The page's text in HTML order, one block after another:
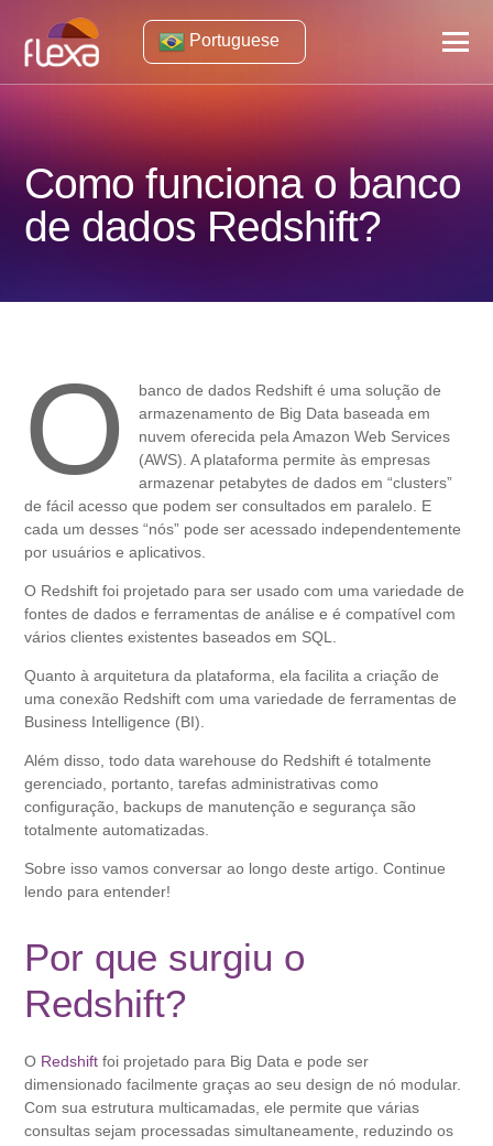
Portuguese
Como funciona o banco
de dados Redshift?
O
banco de dados Redshift é uma solução de
armazenamento de Big Data baseada em
nuvem oferecida pela Amazon Web Services
(AWS). A plataforma permite às empresas
armazenar petabytes de dados em “clusters”
de fácil acesso que podem ser consultados em paralelo. E
cada um desses “nós” pode ser acessado independentemente
por usuários e aplicativos.
O Redshift foi projetado para ser usado com uma variedade de
fontes de dados e ferramentas de análise e é compatível com
vários clientes existentes baseados em SQL.
Quanto à arquitetura da plataforma, ela facilita a criação de
uma conexão Redshift com uma variedade de ferramentas de
Business Intelligence (BI).
Além disso, todo data warehouse do Redshift é totalmente
gerenciado, portanto, tarefas administrativas como
configuração, backups de manutenção e segurança são
totalmente automatizadas.
Sobre isso vamos conversar ao longo deste artigo. Continue
lendo para entender!
Por que surgiu o
Redshift?
O Redshift foi projetado para Big Data e pode ser
dimensionado facilmente graças ao seu design de nó modular.
Com sua estrutura multicamadas, ele permite que várias
consultas sejam processadas simultaneamente, reduzindo os